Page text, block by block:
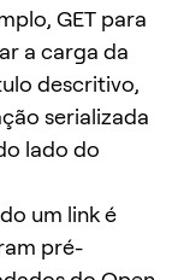
GET para
a carga da
descritivo,
serializada
lado do
um link é
pré-